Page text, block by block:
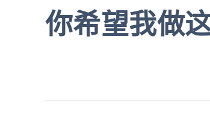
你希望我做